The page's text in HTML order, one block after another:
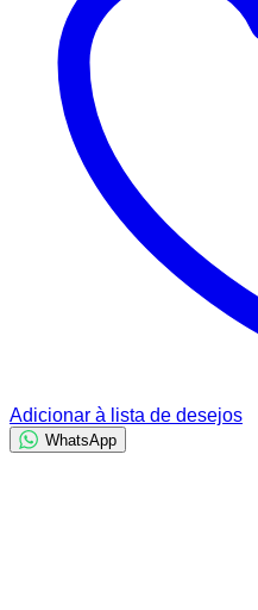
Adicionar à lista de desejos
WhatsApp